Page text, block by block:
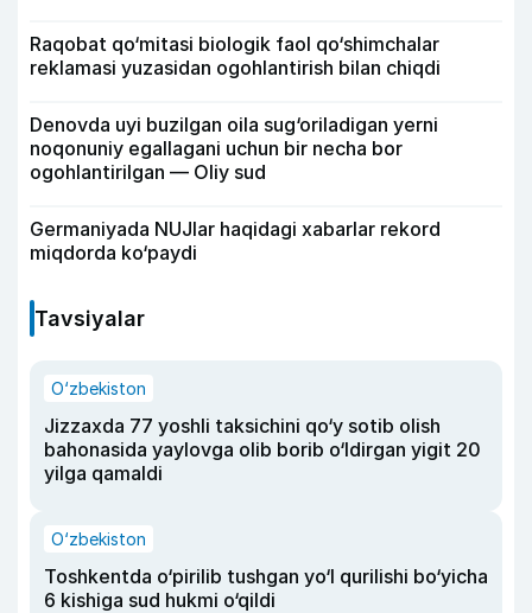
Raqobat qo‘mitasi biologik faol qo‘shimchalar
reklamasi yuzasidan ogohlantirish bilan chiqdi
Denovda uyi buzilgan oila sug‘oriladigan yerni
noqonuniy egallagani uchun bir necha bor
ogohlantirilgan — Oliy sud
Germaniyada NUJlar haqidagi xabarlar rekord
miqdorda ko‘paydi
Tavsiyalar
O‘zbekiston
Jizzaxda 77 yoshli taksichini qo‘y sotib olish
bahonasida yaylovga olib borib o‘ldirgan yigit 20
yilga qamaldi
O‘zbekiston
Toshkentda o‘pirilib tushgan yo‘l qurilishi bo‘yicha
6 kishiga sud hukmi o‘qildi